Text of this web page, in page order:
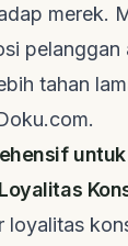
merek.
tahan
.
loyalitas